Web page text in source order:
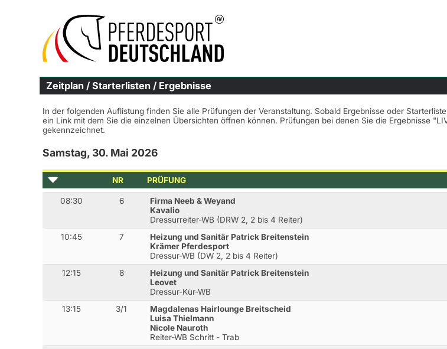
Zeitplan / Starterlisten / Ergebnisse
In der folgenden Auflistung finden Sie alle Prüfungen der Veranstaltung. Sobald Ergebnisse oder
ein Link mit dem Sie die einzelnen Übersichten öffnen können. Prüfungen bei denen Sie die Ergebnisse
gekennzeichnet.
Samstag, 30. Mai 2026
NR PRÜFUNG
08:30 6
Firma Neeb & Weyand
Kavalio
Dressurreiter-WB (DRW 2, 2 bis 4 Reiter)
10:45 7
Heizung und Sanitär Patrick Breitenstein
Krämer Pferdesport
Dressur-WB (DW 2, 2 bis 4 Reiter)
12:15 8
Heizung und Sanitär Patrick Breitenstein
Leovet
Dressur-Kür-WB
13:15 3/1
Magdalenas Hairlounge Breitscheid
Luisa Thielmann
Nicole Nauroth
Reiter-WB Schritt - Trab